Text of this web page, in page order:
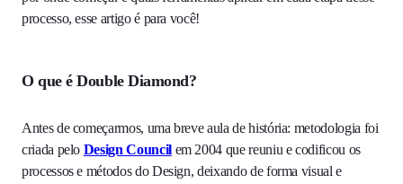
processo, esse artigo é para você!
O que é Double Diamond?
Antes de começarmos, uma breve aula de história: metodologia foi
criada pelo Design Councilem 2004 que reuniu e codificou os
processos e métodos do Design, deixando de forma visual e